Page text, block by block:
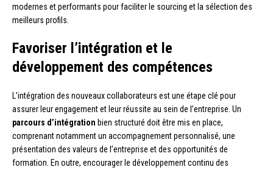
modernes et performants pour faciliter le sourcing et la sélection des
meilleurs profils.
Favoriser l’intégration et le
développement des compétences
L’intégration des nouveaux collaborateurs est une étape clé pour
assurer leur engagement et leur réussite au sein de l’entreprise. Un
parcours d’intégration bien structuré doit être mis en place,
comprenant notamment un accompagnement personnalisé, une
présentation des valeurs de l’entreprise et des opportunités de
formation. En outre, encourager le développement continu des